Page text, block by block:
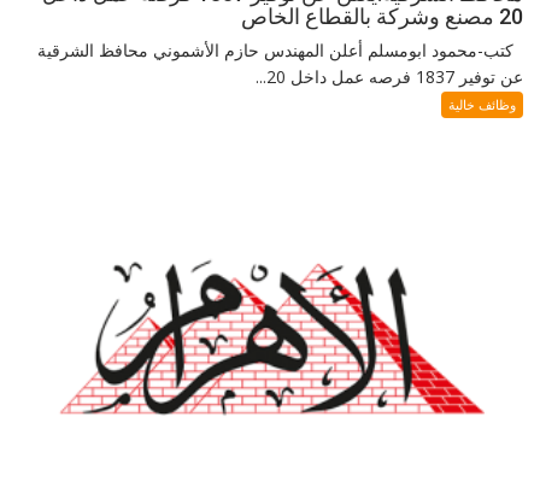
20 مصنع وشركة بالقطاع الخاص
كتب-محمود ابومسلم أعلن المهندس حازم الأشموني محافظ الشرقية
عن توفير 1837 فرصه عمل داخل 20...
وظائف خالية